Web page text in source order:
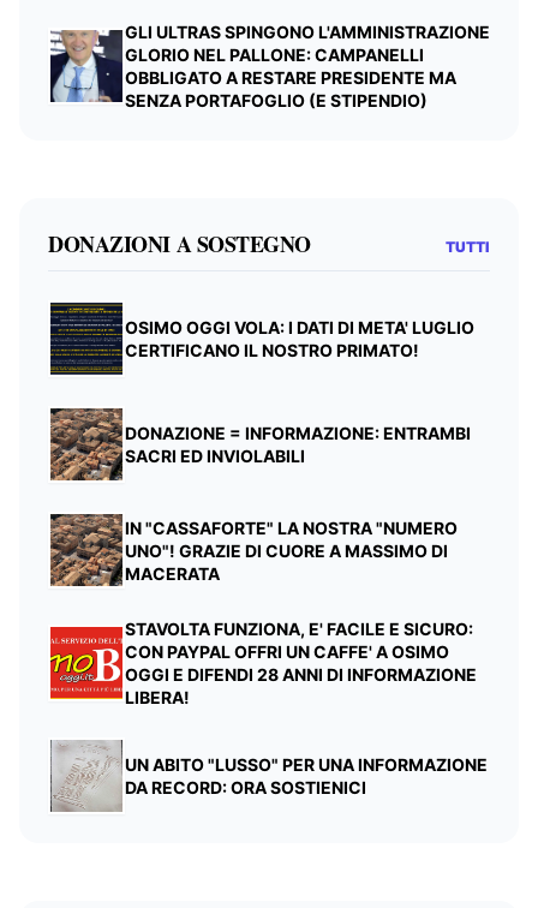
GLI ULTRAS SPINGONO L'AMMINISTRAZIONE
GLORIO NEL PALLONE: CAMPANELLI
OBBLIGATO A RESTARE PRESIDENTE MA
SENZA PORTAFOGLIO (E STIPENDIO)
DONAZIONI A SOSTEGNO TUTTI
OSIMO OGGI VOLA: I DATI DI META' LUGLIO
CERTIFICANO IL NOSTRO PRIMATO!
DONAZIONE = INFORMAZIONE: ENTRAMBI
SACRI ED INVIOLABILI
IN "CASSAFORTE" LA NOSTRA "NUMERO
UNO"! GRAZIE DI CUORE A MASSIMO DI
MACERATA
STAVOLTA FUNZIONA, E' FACILE E SICURO:
CON PAYPAL OFFRI UN CAFFE' A OSIMO
OGGI E DIFENDI 28 ANNI DI INFORMAZIONE
LIBERA!
UN ABITO "LUSSO" PER UNA INFORMAZIONE
DA RECORD: ORA SOSTIENICI